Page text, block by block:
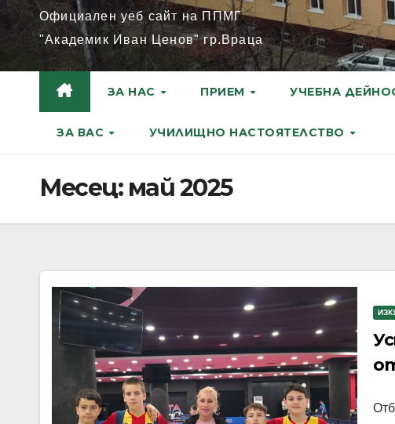
Официален уеб сайт на ППМГ
"Академик Иван Ценов" гр.Враца
ЗА НАС ПРИЕМ УЧЕБНА
ЗА ВАС УЧИЛИЩНО НАСТОЯТЕЛСТВО
Месец: май 2025